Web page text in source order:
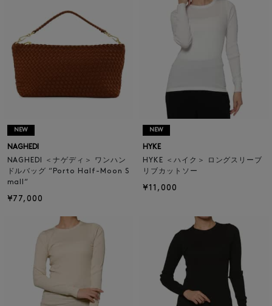
NEW
NAGHEDI
NAGHEDI ＜ナゲディ＞ ワンハン
ドルバッグ “Porto Half-Moon S
mall“
¥77,000
NEW
HYKE
HYKE ＜ハイク＞ ロングスリーブ
リブカットソー
¥11,000